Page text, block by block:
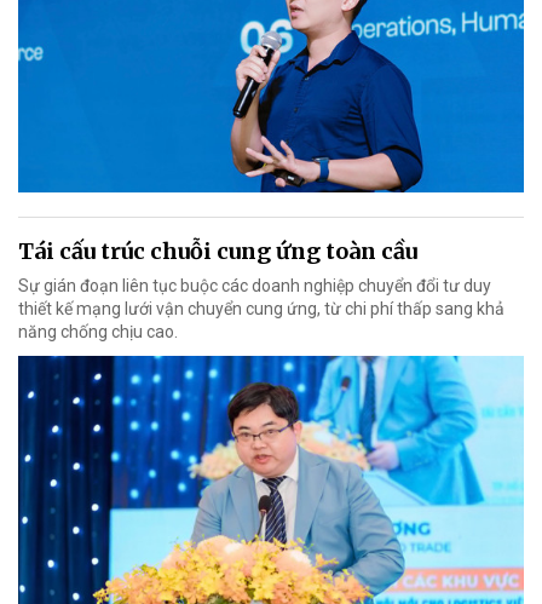
Tái cấu trúc chuỗi cung ứng toàn cầu
Sự gián đoạn liên tục buộc các doanh nghiệp chuyển đổi tư duy
thiết kế mạng lưới vận chuyển cung ứng, từ chi phí thấp sang khả
năng chống chịu cao.